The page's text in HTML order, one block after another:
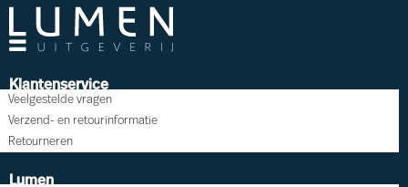
Klantenservice
Veelgestelde vragen
Verzend- en retourinformatie
Retourneren
Lumen